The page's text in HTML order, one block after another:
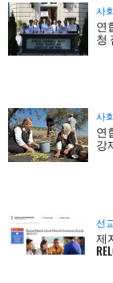
사
연
청
사
연
강
선교
제